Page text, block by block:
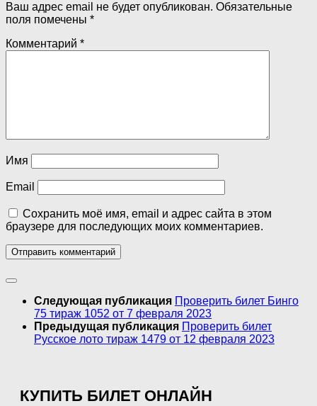
Ваш адрес email не будет опубликован. Обязательные
поля помечены *
Комментарий *
Имя
Email
Сохранить моё имя, email и адрес сайта в этом
браузере для последующих моих комментариев.
Следующая публикация Проверить билет Бинго
75 тираж 1052 от 7 февраля 2023
Предыдущая публикация Проверить билет
Русское лото тираж 1479 от 12 февраля 2023
КУПИТЬ БИЛЕТ ОНЛАЙН